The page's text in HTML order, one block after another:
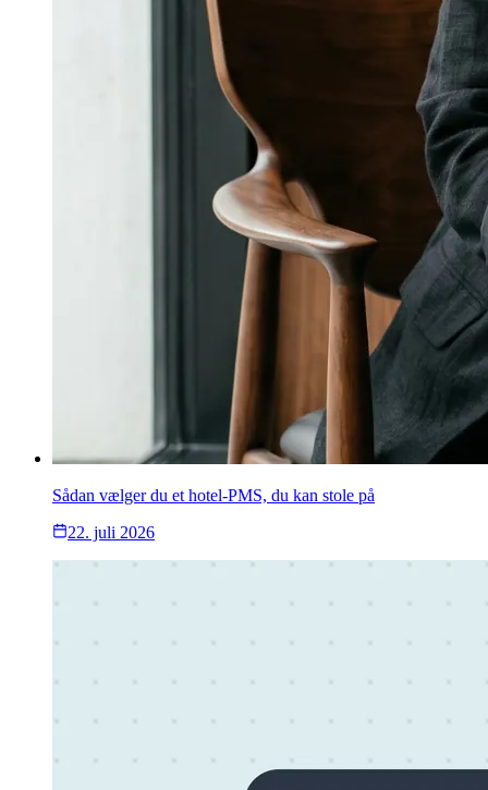
Sådan vælger du et hotel-PMS, du kan stole på
22. juli 2026